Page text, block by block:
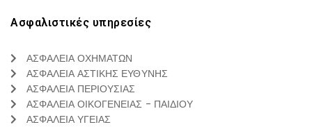
Ασφαλιστικές υπηρεσίες
ΑΣΦΑΛΕΙΑ ΟΧΗΜΑΤΩΝ
ΑΣΦΑΛΕΙΑ ΑΣΤΙΚΗΣ ΕΥΘΥΝΗΣ
ΑΣΦΑΛΕΙΑ ΠΕΡΙΟΥΣΙΑΣ
ΑΣΦΑΛΕΙΑ ΟΙΚΟΓΕΝΕΙΑΣ - ΠΑΙΔΙΟΥ
ΑΣΦΑΛΕΙΑ ΥΓΕΙΑΣ